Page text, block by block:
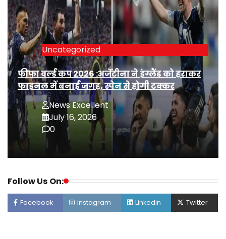
Uncategorized
फीफा वर्ल्ड कप 2026 :अर्जेंटीना ने इंग्लैंड को हराकर
फाइनल में बनाई जगह, स्पेन से होगी टक्कर
News Excellent
July 16, 2026
0
Follow Us On:
Facebook Instagram Linkedin Twitter